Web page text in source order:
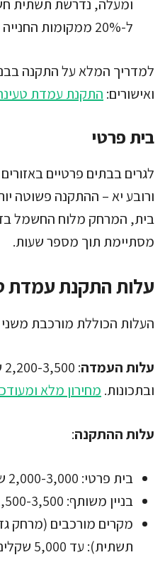
ל-20% ממקומות החנייה
למדריך המלא על התקנה
ואישורים: התקנת עמדת
בית פרטי
לגרים בבתים פרטיים
ורובע יא – ההתקנה פשוטה
בית, המרחק מלוח החשמל
מסתיימת תוך מספר שעות.
עלות התקנת עמדת
העלות הכוללת מורכבת
עלות העמדה
ובתכונות. מחירון מלא
עלות ההתקנה:
בית פרטי: 2,000-3,000 שקלים
בניין משותף: 2,500-3,500 שקלים
מקרים מורכבים (מרחק
תשתית): עד 5,000 שקלים